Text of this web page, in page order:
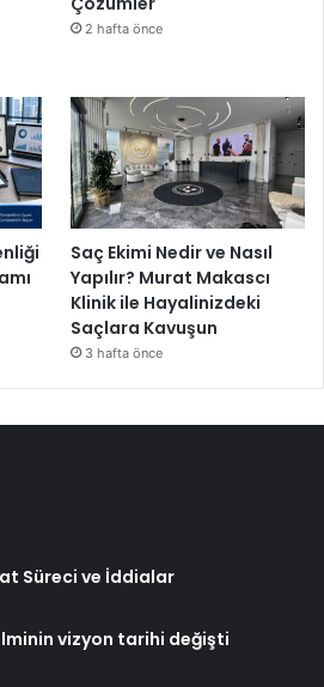
2 hafta önce
Saç Ekimi Nedir ve Nasıl
Yapılır? Murat Makascı
Klinik ile Hayalinizdeki
Saçlara Kavuşun
3 hafta önce
Süreci ve İddialar
vizyon tarihi değişti